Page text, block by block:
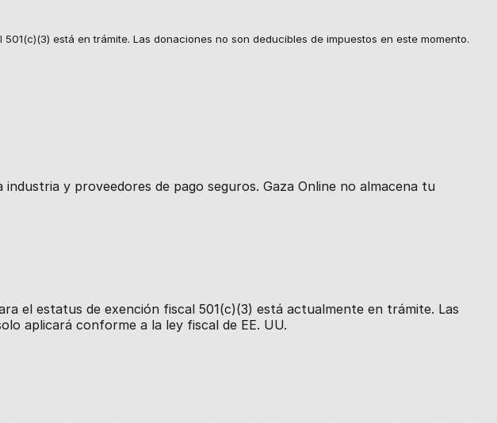
está en trámite. Las donaciones no son deducibles de impuestos en este momento.
y proveedores de pago seguros. Gaza Online no almacena tu
el estatus de exención fiscal 501(c)(3) está actualmente en trámite. Las
aplicará conforme a la ley fiscal de EE. UU.